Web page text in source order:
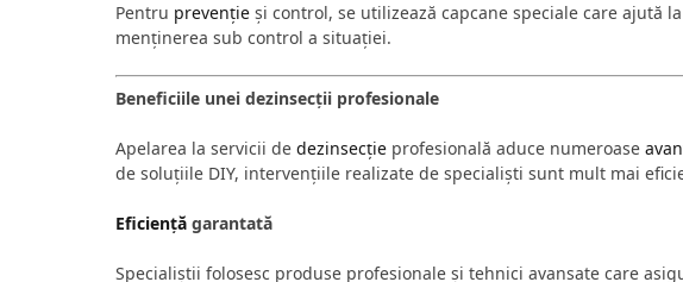
Pentru prevenție și control, se utilizează capcane speciale care ajută
menținerea sub control a situației.
Beneficiile unei dezinsecții profesionale
Apelarea la servicii de dezinsecție profesională aduce numeroase
de soluțiile DIY, intervențiile realizate de specialiști sunt mult mai
Eficiență garantată
Specialiștii folosesc produse profesionale și tehnici avansate care